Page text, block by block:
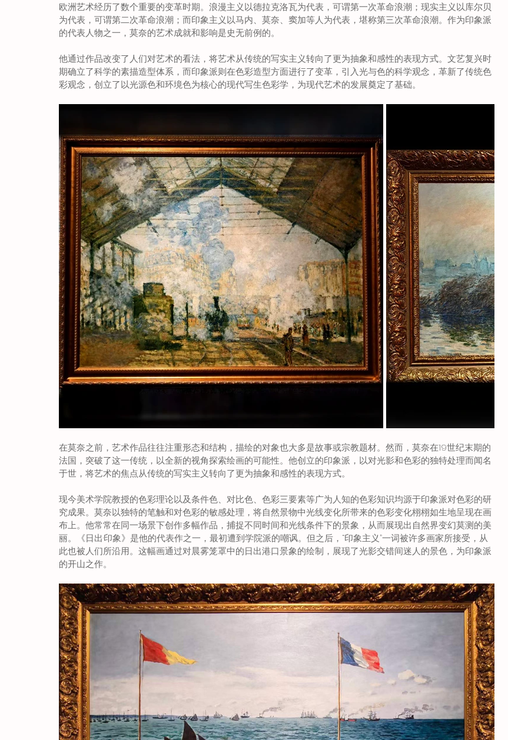
欧洲艺术经历了数个重要的变革时期。浪漫主义以德拉克洛瓦为代表，可谓第一次革命浪潮；现实主义以库尔贝
为代表，可谓第二次革命浪潮；而印象主义以马内、莫奈、窦加等人为代表，堪称第三次革命浪潮。作为印象派
的代表人物之一，莫奈的艺术成就和影响是史无前例的。
他通过作品改变了人们对艺术的看法，将艺术从传统的写实主义转向了更为抽象和感性的表现方式。文艺复兴时
期确立了科学的素描造型体系，而印象派则在色彩造型方面进行了变革，引入光与色的科学观念，革新了传统色
彩观念，创立了以光源色和环境色为核心的现代写生色彩学，为现代艺术的发展奠定了基础。
在莫奈之前，艺术作品往往注重形态和结构，描绘的对象也大多是故事或宗教题材。然而，莫奈在19世纪末期的
法国，突破了这一传统，以全新的视角探索绘画的可能性。他创立的印象派，以对光影和色彩的独特处理而闻名
于世，将艺术的焦点从传统的写实主义转向了更为抽象和感性的表现方式。
现今美术学院教授的色彩理论以及条件色、对比色、色彩三要素等广为人知的色彩知识均源于印象派对色彩的研
究成果。莫奈以独特的笔触和对色彩的敏感处理，将自然景物中光线变化所带来的色彩变化栩栩如生地呈现在画
布上。他常常在同一场景下创作多幅作品，捕捉不同时间和光线条件下的景象，从而展现出自然界变幻莫测的美
丽。《日出·印象》是他的代表作之一，最初遭到学院派的嘲讽。但之后，“印象主义”一词被许多画家所接受，从
此也被人们所沿用。这幅画通过对晨雾笼罩中的日出港口景象的绘制，展现了光影交错间迷人的景色，为印象派
的开山之作。